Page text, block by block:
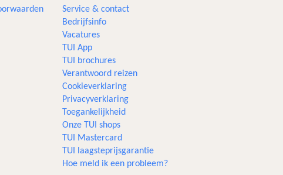
Service & contact
Bedrijfsinfo
Vacatures
TUI App
TUI brochures
Verantwoord reizen
Cookieverklaring
Privacyverklaring
Toegankelijkheid
Onze TUI shops
TUI Mastercard
TUI laagsteprijsgarantie
Hoe meld ik een probleem?